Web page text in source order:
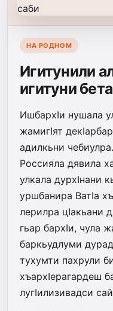
НА РОДНОМ
Игитунили
игитуни
ИшбархIи нушала
жамигIят
адилкьни
Россияла дявила
улкала дурхIнани
уршбанира ВатIа
лерилра цIакьани
гьар бархIи, чула
баркьудлуми
тухумти пахрули
хъархIерагардеш
лугIилизивадси